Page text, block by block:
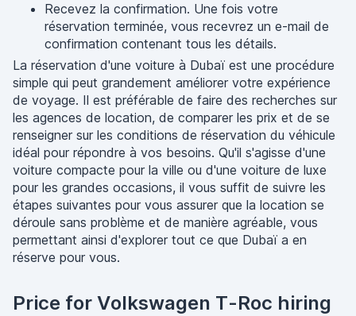
Recevez la confirmation. Une fois votre
réservation terminée, vous recevrez un e-mail de
confirmation contenant tous les détails.
La réservation d'une voiture à Dubaï est une procédure
simple qui peut grandement améliorer votre expérience
de voyage. Il est préférable de faire des recherches sur
les agences de location, de comparer les prix et de se
renseigner sur les conditions de réservation du véhicule
idéal pour répondre à vos besoins. Qu'il s'agisse d'une
voiture compacte pour la ville ou d'une voiture de luxe
pour les grandes occasions, il vous suffit de suivre les
étapes suivantes pour vous assurer que la location se
déroule sans problème et de manière agréable, vous
permettant ainsi d'explorer tout ce que Dubaï a en
réserve pour vous.
Price for Volkswagen T-Roc hiring